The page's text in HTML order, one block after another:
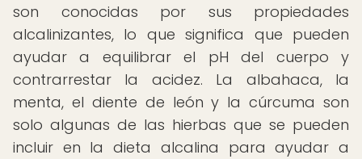
son conocidas por sus propiedades
alcalinizantes, lo que significa que pueden
ayudar a equilibrar el pH del cuerpo y
contrarrestar la acidez. La albahaca, la
menta, el diente de león y la cúrcuma son
solo algunas de las hierbas que se pueden
incluir en la dieta alcalina para ayudar a